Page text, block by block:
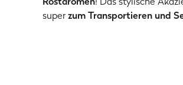
superzum Transportieren und